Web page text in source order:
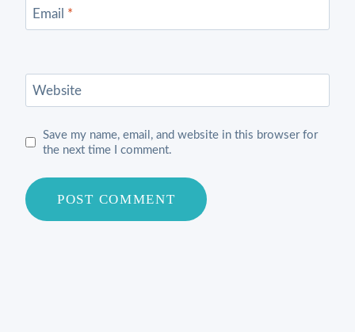
Email *
Website
Save my name, email, and website in this browser for
the next time I comment.